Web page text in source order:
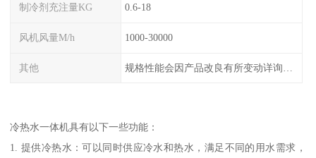
制冷剂充注量KG 0.6-18
风机风量M/h 1000-30000
其他
冷热水一体机具有以下一些功能：
1. 提供冷热水：可以同时供应冷水和热水，满足不同的用水需求，